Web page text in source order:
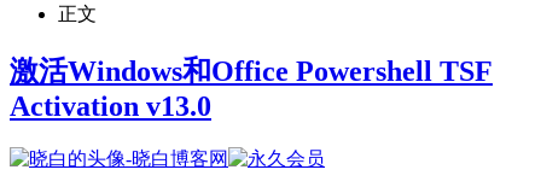
正文
激活Windows和Office Powershell TSF
Activation v13.0